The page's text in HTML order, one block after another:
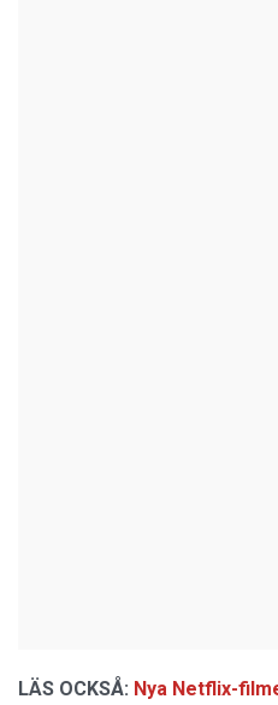
LÄS OCKSÅ: Nya Netflix-